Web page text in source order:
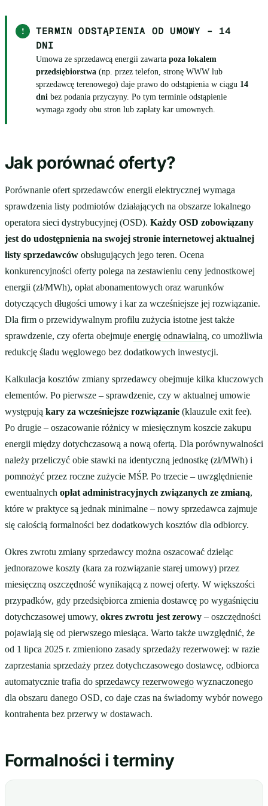
!
TERMIN ODSTĄPIENIA OD UMOWY – 14
DNI
Umowa ze sprzedawcą energii zawarta poza lokalem
przedsiębiorstwa (np. przez telefon, stronę WWW lub
sprzedawcę terenowego) daje prawo do odstąpienia w ciągu 14
dni bez podania przyczyny. Po tym terminie odstąpienie
wymaga zgody obu stron lub zapłaty kar umownych.
Jak porównać oferty?
Porównanie ofert sprzedawców energii elektrycznej wymaga
sprawdzenia listy podmiotów działających na obszarze lokalnego
operatora sieci dystrybucyjnej (OSD). Każdy OSD zobowiązany
jest do udostępnienia na swojej stronie internetowej aktualnej
listy sprzedawców obsługujących jego teren. Ocena
konkurencyjności oferty polega na zestawieniu ceny jednostkowej
energii (zł/MWh), opłat abonamentowych oraz warunków
dotyczących długości umowy i kar za wcześniejsze jej rozwiązanie.
Dla firm o przewidywalnym profilu zużycia istotne jest także
sprawdzenie, czy oferta obejmuje energię odnawialną, co umożliwia
redukcję śladu węglowego bez dodatkowych inwestycji.
Kalkulacja kosztów zmiany sprzedawcy obejmuje kilka kluczowych
elementów. Po pierwsze – sprawdzenie, czy w aktualnej umowie
występują kary za wcześniejsze rozwiązanie (klauzule exit fee).
Po drugie – oszacowanie różnicy w miesięcznym koszcie zakupu
energii między dotychczasową a nową ofertą. Dla porównywalności
należy przeliczyć obie stawki na identyczną jednostkę (zł/MWh) i
pomnożyć przez roczne zużycie MŚP. Po trzecie – uwzględnienie
ewentualnych opłat administracyjnych związanych ze zmianą,
które w praktyce są jednak minimalne – nowy sprzedawca zajmuje
się całością formalności bez dodatkowych kosztów dla odbiorcy.
Okres zwrotu zmiany sprzedawcy można oszacować dzieląc
jednorazowe koszty (kara za rozwiązanie starej umowy) przez
miesięczną oszczędność wynikającą z nowej oferty. W większości
przypadków, gdy przedsiębiorca zmienia dostawcę po wygaśnięciu
dotychczasowej umowy, okres zwrotu jest zerowy – oszczędności
pojawiają się od pierwszego miesiąca. Warto także uwzględnić, że
od 1 lipca 2025 r. zmieniono zasady sprzedaży rezerwowej: w razie
zaprzestania sprzedaży przez dotychczasowego dostawcę, odbiorca
automatycznie trafia do sprzedawcy rezerwowego wyznaczonego
dla obszaru danego OSD, co daje czas na świadomy wybór nowego
kontrahenta bez przerwy w dostawach.
Formalności i terminy